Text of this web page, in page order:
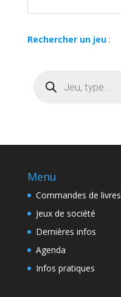
Rechercher un jeu:
produits
Menu
Commandes de livres
Jeux de société
Dernières infos
Agenda
Infos pratiques